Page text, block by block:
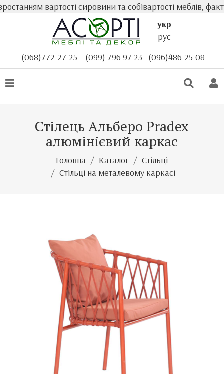
вартості сировини та собівартості меблів,
укр
рус
(068)772-27-25
(099) 796 97 23 (096)486-25-08
Стілець Альберо Pradex
алюмінієвий каркас
Головна Каталог
Стільці
Стільці на металевому каркасі